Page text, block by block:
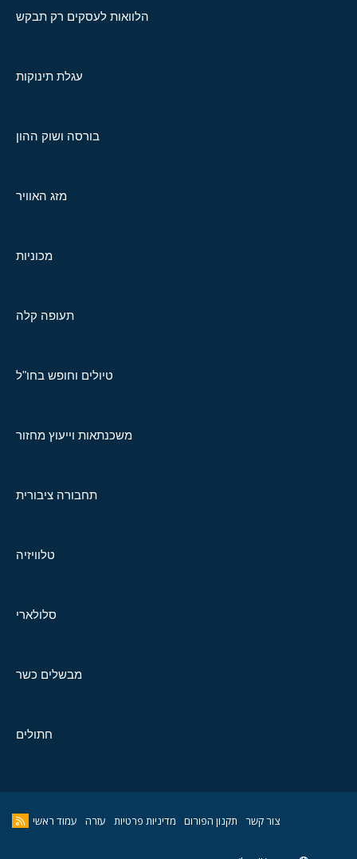
הלוואות לעסקים רק תבקש
עגלת תינוקות
בורסה ושוק ההון
מזג האוויר
מכוניות
תעופה קלה
טיולים וחופש בחו"ל
משכנתאות וייעוץ מחזור
תחבורה ציבורית
טלוויזיה
סלולארי
מבשלים כשר
חתולים
צור קשר תקנון הפורום מדיניות פרטיות עזרה עמוד ראשי